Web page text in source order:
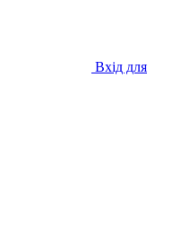
Вхід для